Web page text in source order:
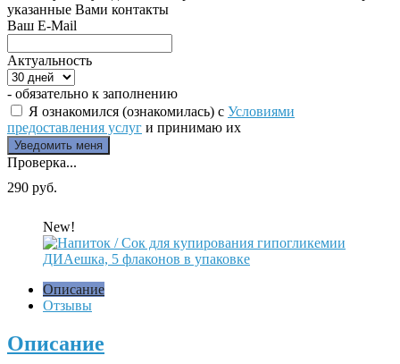
указанные Вами контакты
Ваш E-Mail
Актуальность
- обязательно к заполнению
Я ознакомился (ознакомилась) с Условиями
предоставления услуг и принимаю их
Проверка...
290 руб.
New!
Описание
Отзывы
Описание